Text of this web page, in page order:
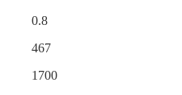
0.8
467
1700